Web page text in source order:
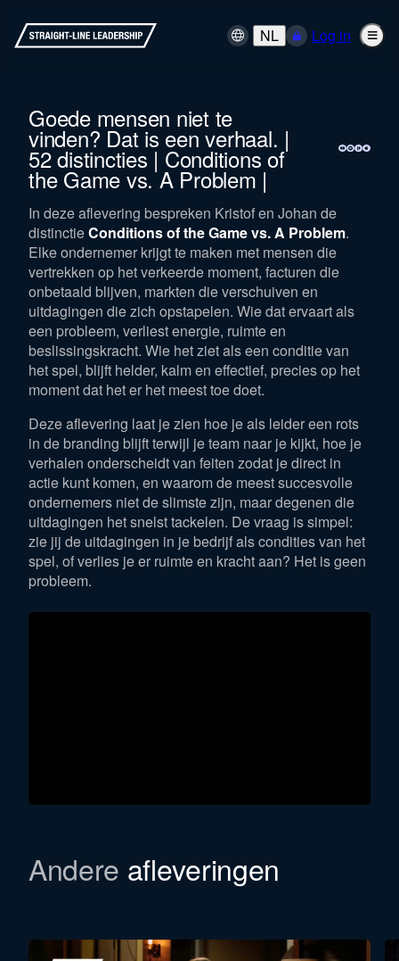
NL Log in
Goede mensen niet te
vinden? Dat is een verhaal. |
52 distincties | Conditions of
the Game vs. A Problem |
In deze aflevering bespreken Kristof en Johan de
distinctieConditions of the Game vs. A Problem.
Elke ondernemer krijgt te maken met mensen die
vertrekken op het verkeerde moment, facturen die
onbetaald blijven, markten die verschuiven en
uitdagingen die zich opstapelen. Wie dat ervaart als
een probleem, verliest energie, ruimte en
beslissingskracht. Wie het ziet als een conditie van
het spel, blijft helder, kalm en effectief, precies op het
moment dat het er het meest toe doet.
Deze aflevering laat je zien hoe je als leider een rots
in de branding blijft terwijl je team naar je kijkt, hoe je
verhalen onderscheidt van feiten zodat je direct in
actie kunt komen, en waarom de meest succesvolle
ondernemers niet de slimste zijn, maar degenen die
uitdagingen het snelst tackelen. De vraag is simpel:
zie jij de uitdagingen in je bedrijf als condities van het
spel, of verlies je er ruimte en kracht aan? Het is geen
probleem.
Andere afleveringen